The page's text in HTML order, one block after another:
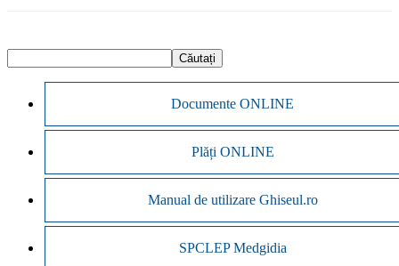
Documente ONLINE
Plăți ONLINE
Manual de utilizare Ghiseul.ro
SPCLEP Medgidia